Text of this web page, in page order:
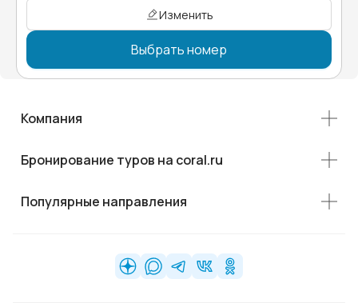
Изменить
Выбрать номер
Компания
Бронирование туров на coral.ru
Популярные направления